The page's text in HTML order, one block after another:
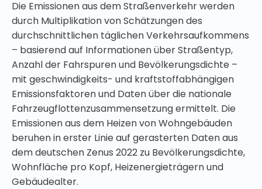
Die Emissionen aus dem Straßenverkehr werden
durch Multiplikation von Schätzungen des
durchschnittlichen täglichen Verkehrsaufkommens
– basierend auf Informationen über Straßentyp,
Anzahl der Fahrspuren und Bevölkerungsdichte –
mit geschwindigkeits- und kraftstoffabhängigen
Emissionsfaktoren und Daten über die nationale
Fahrzeugflottenzusammensetzung ermittelt. Die
Emissionen aus dem Heizen von Wohngebäuden
beruhen in erster Linie auf gerasterten Daten aus
dem deutschen Zenus 2022 zu Bevölkerungsdichte,
Wohnfläche pro Kopf, Heizenergieträgern und
Gebäudealter.